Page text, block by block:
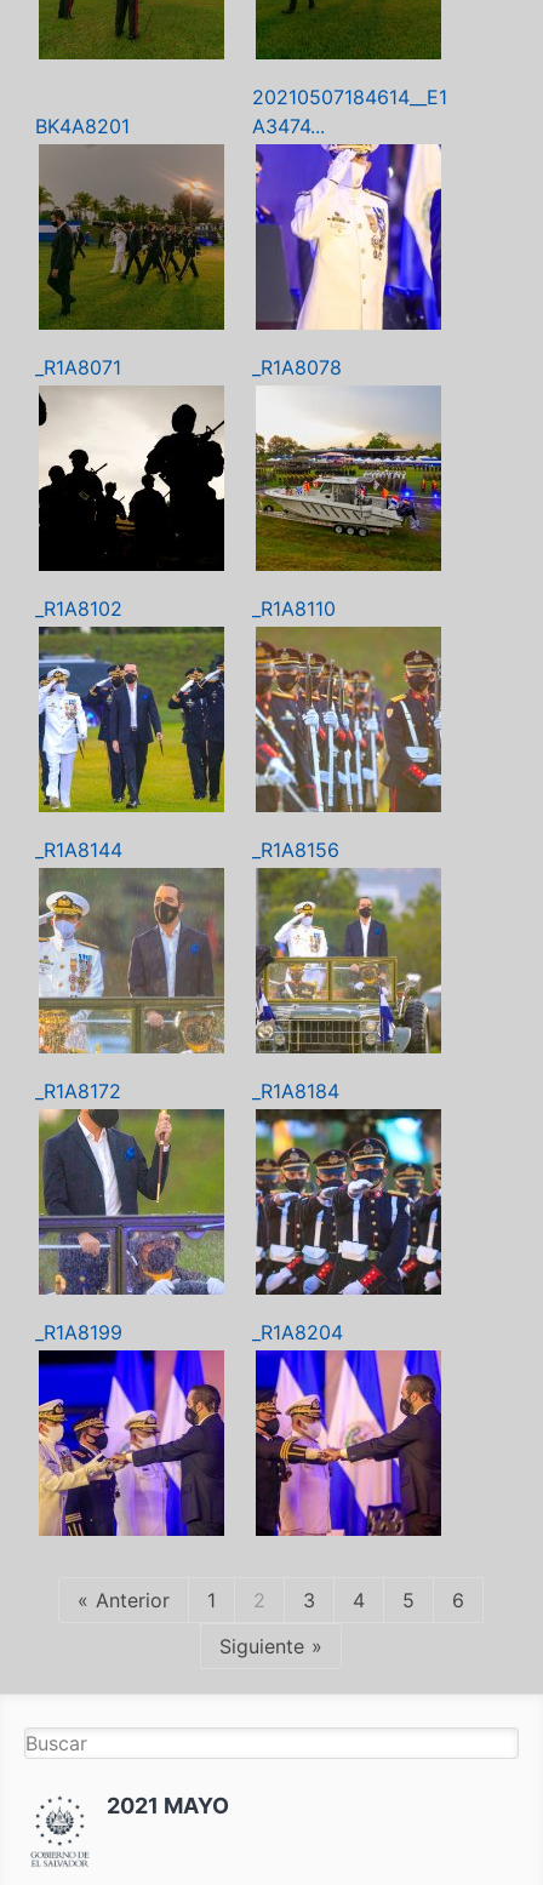
BK4A8201
20210507184614__E1
A3474...
_R1A8071 _R1A8078
_R1A8102 _R1A8110
_R1A8144 _R1A8156
_R1A8172 _R1A8184
_R1A8199 _R1A8204
Anterior 1 2 3 4 5
6
Siguiente
2021 MAYO